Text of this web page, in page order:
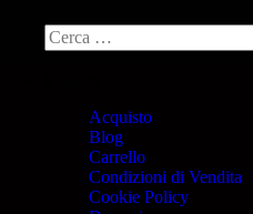
Acquisto
Blog
Carrello
Condizioni di Vendita
Cookie Policy